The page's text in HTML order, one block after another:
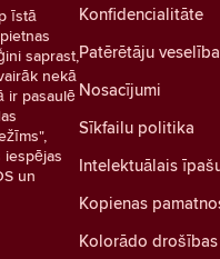
īstā
saprast,
nekā
ir pasaulē
iespējas
un
Konfidencialitāte
Patērētāju
Nosacījumi
Sīkfailu politika
Intelektuālais
Kopienas
Kolorādo